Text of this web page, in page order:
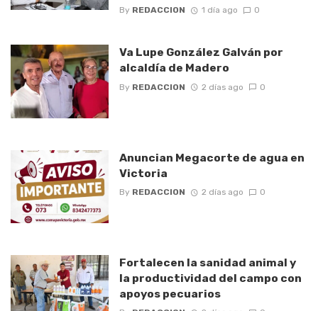
By REDACCION 1 día ago 0
Va Lupe González Galván por
alcaldía de Madero
By REDACCION 2 días ago 0
Anuncian Megacorte de agua en
Victoria
By REDACCION 2 días ago 0
Fortalecen la sanidad animal y
la productividad del campo con
apoyos pecuarios